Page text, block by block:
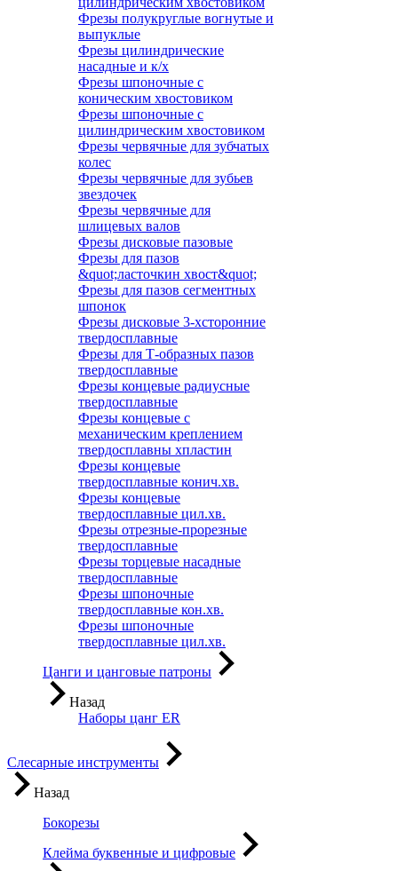
Фрезы полукруглые вогнутые и
выпуклые
Фрезы цилиндрические
насадные и к/х
Фрезы шпоночные с
коническим хвостовиком
Фрезы шпоночные с
цилиндрическим хвостовиком
Фрезы червячные для зубчатых
колес
Фрезы червячные для зубьев
звездочек
Фрезы червячные для
шлицевых валов
Фрезы дисковые пазовые
Фрезы для пазов
&quot;ласточкин хвост&quot;
Фрезы для пазов сегментных
шпонок
Фрезы дисковые 3-хсторонние
твердосплавные
Фрезы для Т-образных пазов
твердосплавные
Фрезы концевые радиусные
твердосплавные
Фрезы концевые с
механическим креплением
твердосплавны хпластин
Фрезы концевые
твердосплавные конич.хв.
Фрезы концевые
твердосплавные цил.хв.
Фрезы отрезные-прорезные
твердосплавные
Фрезы торцевые насадные
твердосплавные
Фрезы шпоночные
твердосплавные кон.хв.
Фрезы шпоночные
твердосплавные цил.хв.
Цанги и цанговые патроны
Назад
Наборы цанг ER
Слесарные инструменты
Назад
Бокорезы
Клейма буквенные и цифровые